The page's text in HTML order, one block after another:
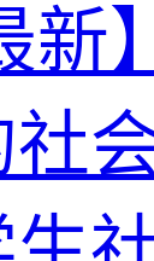
新
社